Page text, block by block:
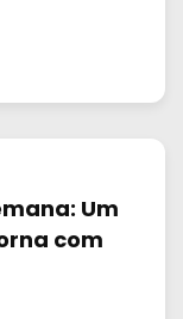
Um
com